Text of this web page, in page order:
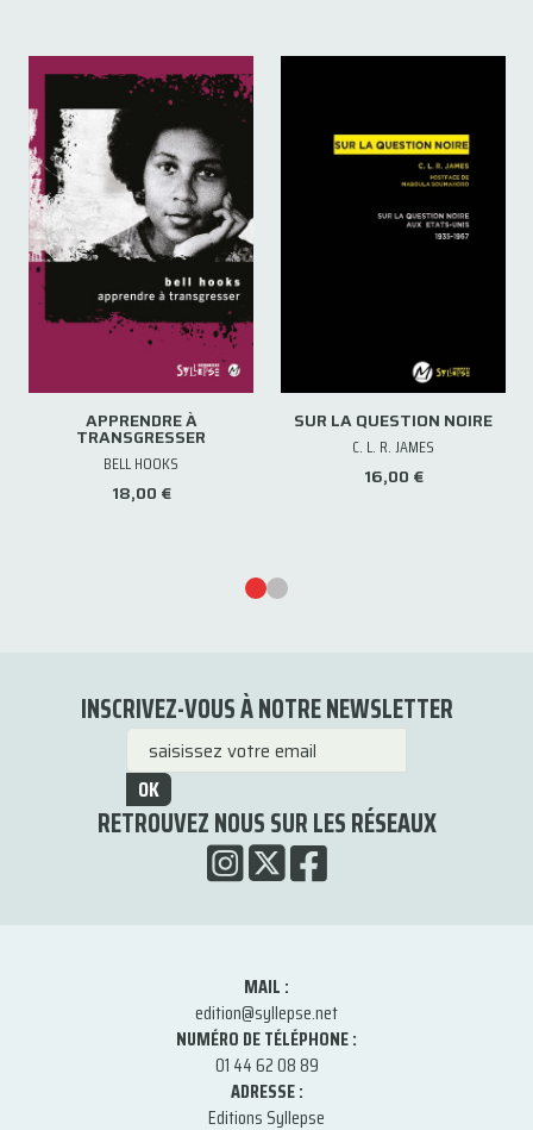
APPRENDRE À
TRANSGRESSER
BELL HOOKS
18,00 €
SUR LA QUESTION NOIRE
C. L. R. JAMES
16,00 €
INSCRIVEZ-VOUS À NOTRE NEWSLETTER
OK
RETROUVEZ NOUS SUR LES RÉSEAUX
MAIL :
edition@syllepse.net
NUMÉRO DE TÉLÉPHONE :
01 44 62 08 89
ADRESSE :
Editions Syllepse